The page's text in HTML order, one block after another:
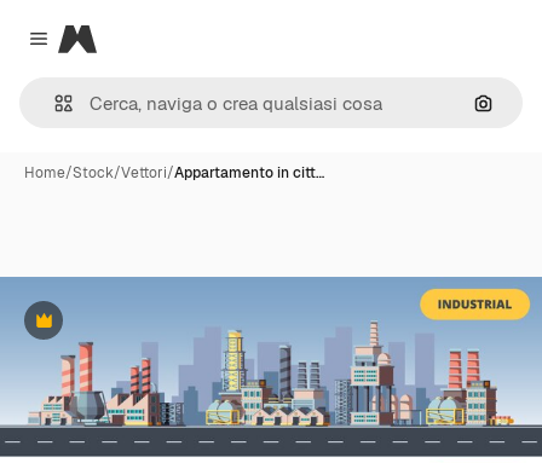
Close menu
Magnific
Cerca
Home/Stock/Vettori/Appartamento in citt…
Premium